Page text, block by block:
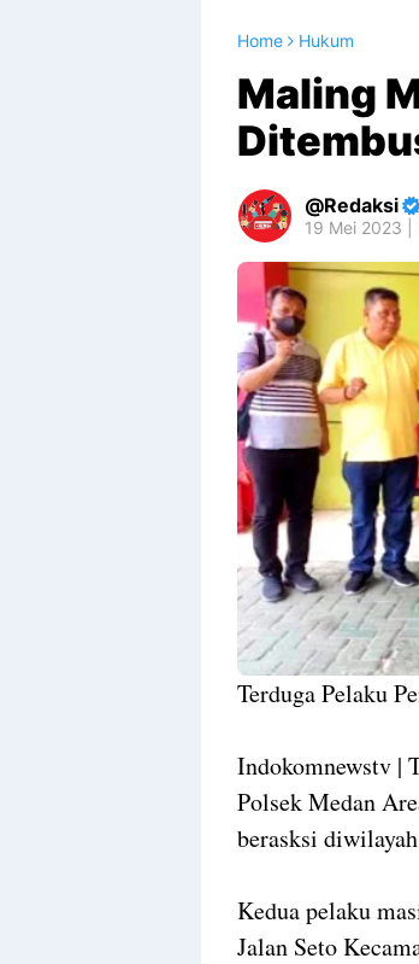
Home Hukum
Maling
Redaksi
19 Mei 2023 |
Terduga Pelaku
Indokomnewstv |
Polsek Medan
berasksi
Kedua pelaku
Jalan Seto